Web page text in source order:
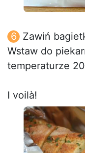
Zawiń
Wstaw do
temperaturze
I voilà!